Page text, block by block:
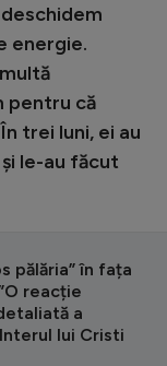
energie.
pentru că
trei luni, ei au
le-au făcut
pălăria” în fața
reacție
a
lui Cristi